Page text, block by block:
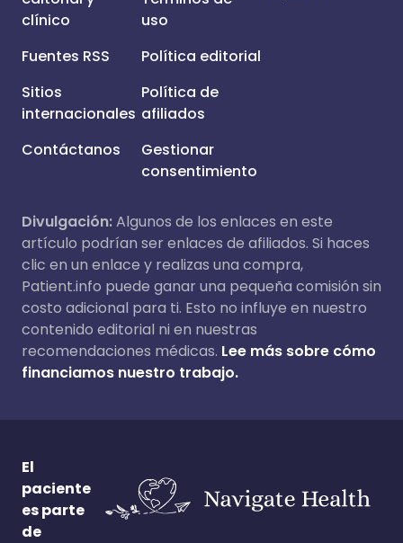
clínico
Fuentes RSS
Sitios
internacionales
Contáctanos
uso
Política editorial
Política de
afiliados
Gestionar
consentimiento
Divulgación:Algunos de los enlaces en este
artículo podrían ser enlaces de afiliados. Si haces
clic en un enlace y realizas una compra,
Patient.info puede ganar una pequeña comisión sin
costo adicional para ti. Esto no influye en nuestro
contenido editorial ni en nuestras
recomendaciones médicas. Lee más sobre cómo
financiamos nuestro trabajo.
El
paciente
es parte
de